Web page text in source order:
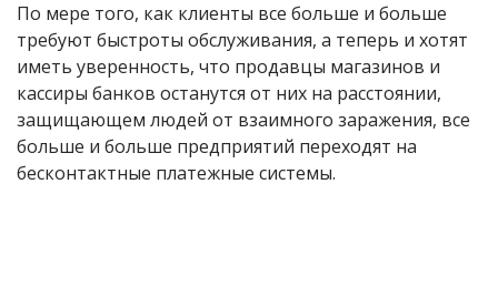
По мере того, как клиенты все больше и больше
требуют быстроты обслуживания, а теперь и хотят
иметь уверенность, что продавцы магазинов и
кассиры банков останутся от них на расстоянии,
защищающем людей от взаимного заражения, все
больше и больше предприятий переходят на
бесконтактные платежные системы.